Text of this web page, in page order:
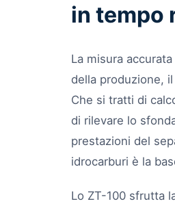
in tempo
La misura
della produzione,
Che si tratti di
di rilevare lo
prestazioni del
idrocarburi è la
Lo ZT-100 sfrutta